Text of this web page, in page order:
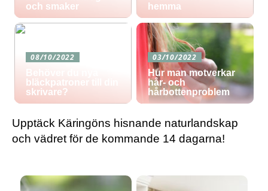
och smaker
hemma
08/10/2022
bläckpatroner till din
skrivare?
03/10/2022
Hur man motverkar
hår- och
hårbottenproblem
Upptäck Käringöns hisnande naturlandskap
och vädret för de kommande 14 dagarna!